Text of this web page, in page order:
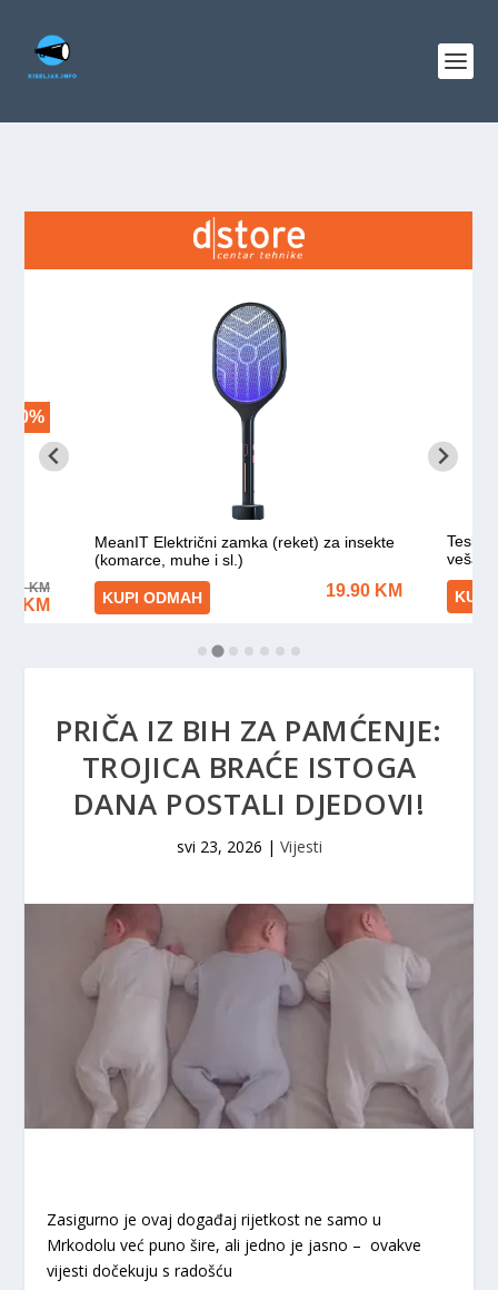
PRIČA IZ BIH ZA PAMĆENJE:
TROJICA BRAĆE ISTOGA
DANA POSTALI DJEDOVI!
svi 23, 2026 | Vijesti
Zasigurno je ovaj događaj rijetkost ne samo u
Mrkodolu već puno šire, ali jedno je jasno – ovakve
vijesti dočekuju s radošću